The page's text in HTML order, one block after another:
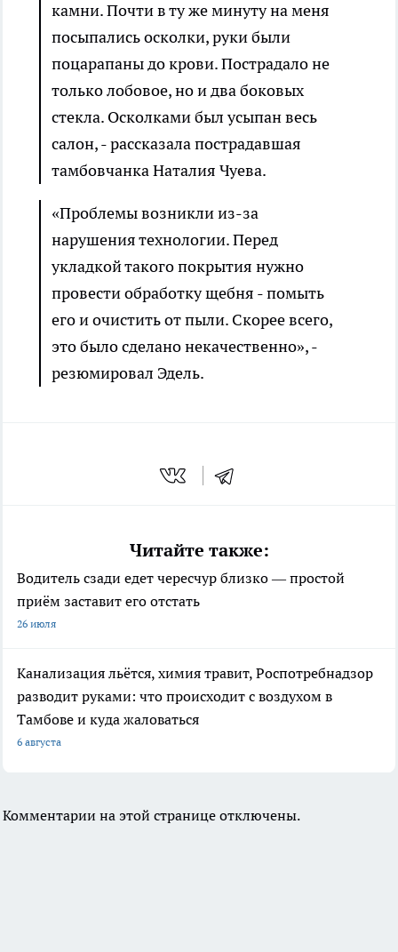
камни. Почти в ту же минуту на меня
посыпались осколки, руки были
поцарапаны до крови. Пострадало не
только лобовое, но и два боковых
стекла. Осколками был усыпан весь
салон, - рассказала пострадавшая
тамбовчанка Наталия Чуева.
«Проблемы возникли из-за
нарушения технологии. Перед
укладкой такого покрытия нужно
провести обработку щебня - помыть
его и очистить от пыли. Скорее всего,
это было сделано некачественно», -
резюмировал Эдель.
Читайте также:
Водитель сзади едет чересчур близко — простой
приём заставит его отстать
26 июля
Канализация льётся, химия травит, Роспотребнадзор
разводит руками: что происходит с воздухом в
Тамбове и куда жаловаться
6 августа
Комментарии на этой странице отключены.